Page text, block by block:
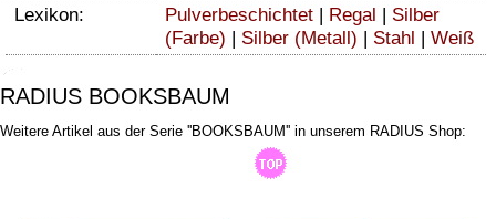
Lexikon:
Pulverbeschichtet | Regal | Silber
(Farbe) | Silber (Metall) | Stahl | Weiß
RADIUS BOOKSBAUM
Weitere Artikel aus der Serie ''BOOKSBAUM'' in unserem RADIUS Shop: